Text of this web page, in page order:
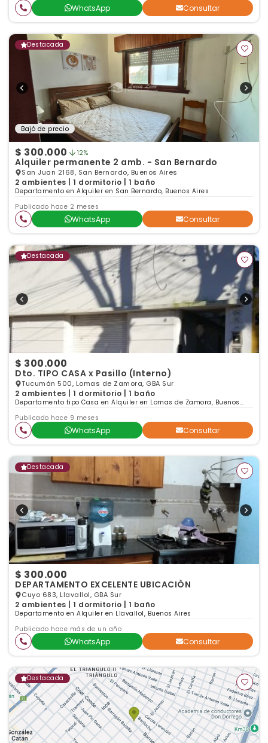
WhatsApp Consultar
Destacada
Bajó de precio
$ 300.000 12%
Alquiler permanente 2 amb. - San Bernardo
San Juan 2168, San Bernardo, Buenos Aires
2 ambientes | 1 dormitorio | 1 baño
Departamento en Alquiler en San Bernardo, Buenos Aires
Publicado hace 2 meses
WhatsApp Consultar
Destacada
$ 300.000
Dto. TIPO CASA x Pasillo (Interno)
Tucumán 500, Lomas de Zamora, GBA Sur
2 ambientes | 1 dormitorio | 1 baño
Departamento tipo Casa en Alquiler en Lomas de Zamora, Buenos
Publicado hace 9 meses
WhatsApp Consultar
Destacada
$ 300.000
DEPARTAMENTO EXCELENTE UBICACIÒN
Cuyo 683, Llavallol, GBA Sur
2 ambientes | 1 dormitorio | 1 baño
Departamento en Alquiler en Llavallol, Buenos Aires
Publicado hace más de un año
WhatsApp Consultar
Destacada